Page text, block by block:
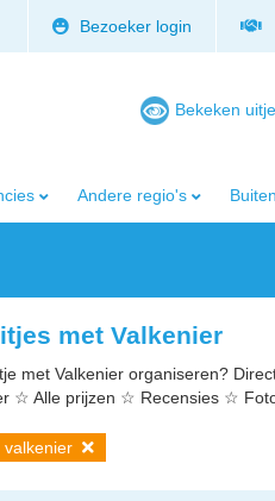
Bezoeker login
Bekeken
Andere regio's
met Valkenier
met Valkenier organiseren?
☆ Alle prijzen ☆ Recensies ☆
valkenier